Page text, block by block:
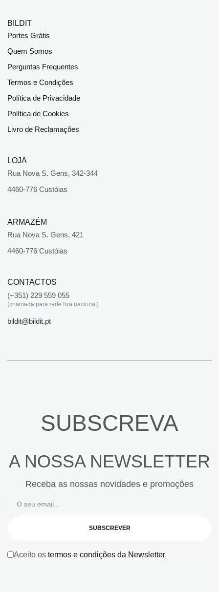
BILDIT
Portes Grátis
Quem Somos
Perguntas Frequentes
Termos e Condições
Política de Privacidade
Política de Cookies
Livro de Reclamações
LOJA
Rua Nova S. Gens, 342-344
4460-776 Custóias
ARMAZÉM
Rua Nova S. Gens, 421
4460-776 Custóias
CONTACTOS
(+351) 229 559 055
(chamada para rede fixa nacional)
bildit@bildit.pt
SUBSCREVA
A NOSSA NEWSLETTER
Receba as nossas novidades e promoções
SUBSCREVER
Aceito os termos e condições da Newsletter.